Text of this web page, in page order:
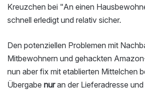
Kreuzchen bei "An einen
schnell erledigt und relativ sicher.
Den potenziellen Problemen mit
Mitbewohnern und gehackten
nun aber fix mit etablierten Mittelchen
Übergabe nuran der Lieferadresse